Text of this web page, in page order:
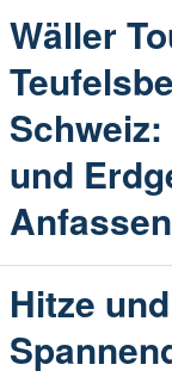
Wäller
und
Anfassen
Hitze